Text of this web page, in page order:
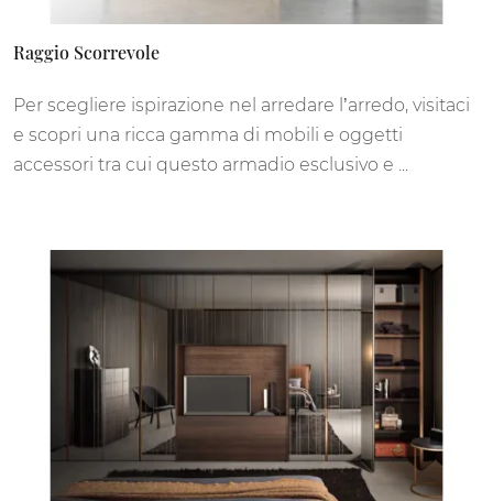
Raggio Scorrevole
Per scegliere ispirazione nel arredare l’arredo, visitaci
e scopri una ricca gamma di mobili e oggetti
accessori tra cui questo armadio esclusivo e ...